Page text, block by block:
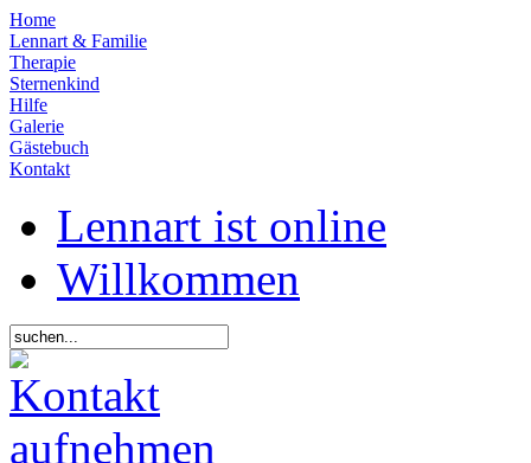
Home
Lennart & Familie
Therapie
Sternenkind
Hilfe
Galerie
Gästebuch
Kontakt
Lennart ist online
Willkommen